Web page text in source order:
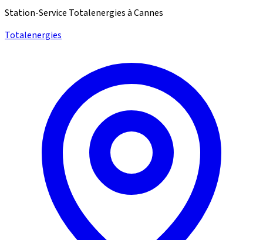
Station-Service Totalenergies à Cannes
Totalenergies